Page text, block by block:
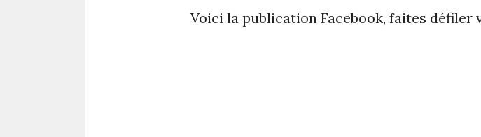
Voici la publication Facebook, faites défiler